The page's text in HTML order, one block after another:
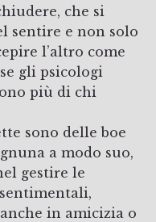
che si
sentire e non solo
l’altro come
gli psicologi
più di chi
sono delle boe
a modo suo,
gestire le
in amicizia o